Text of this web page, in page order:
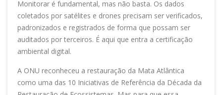
Monitorar é fundamental, mas não basta. Os dados
coletados por satélites e drones precisam ser verificados,
padronizados e registrados de forma que possam ser
auditados por terceiros. É aqui que entra a certificação
ambiental digital.
A ONU reconheceu a restauração da Mata Atlântica
como uma das 10 Iniciativas de Referência da Década da